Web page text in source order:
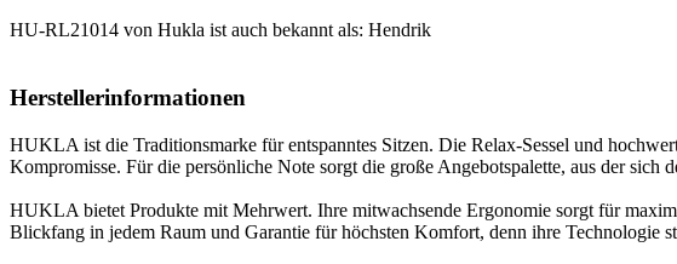
HU-RL21014 von Hukla ist auch bekannt als: Hendrik
Herstellerinformationen
HUKLA ist die Traditionsmarke für entspanntes Sitzen. Die Relax-Sessel und
Kompromisse. Für die persönliche Note sorgt die große Angebotspalette, aus der
HUKLA bietet Produkte mit Mehrwert. Ihre mitwachsende Ergonomie sorgt für
Blickfang in jedem Raum und Garantie für höchsten Komfort, denn ihre Technologie